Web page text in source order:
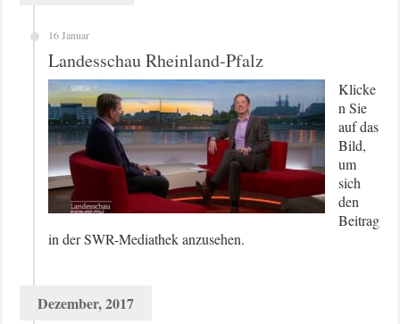
16 Januar
Landesschau Rheinland-Pfalz
Klicke
n Sie
auf das
Bild,
um
sich
den
Beitrag
in der SWR-Mediathek anzusehen.
Dezember, 2017